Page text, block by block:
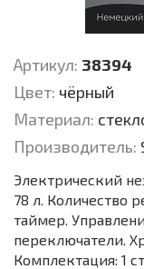
Артикул: 38394
Цвет: чёрный
Материал:
Производитель:
Электрический
78 л. Количество
таймер.
переключатели.
Комплектация: 1